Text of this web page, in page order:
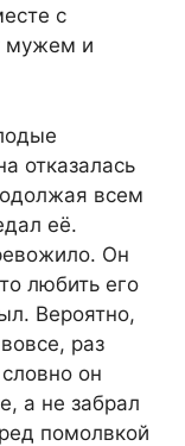
с
мужем и
отказалась
всем
её.
Он
любить его
Вероятно,
раз
он
а не забрал
помолвкой